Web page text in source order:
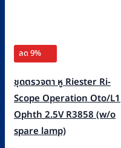
ลด 9%
ชุดตรวจตา หู Riester Ri-
Scope Operation Oto/L1
Ophth 2.5V R3858 (w/o
spare lamp)